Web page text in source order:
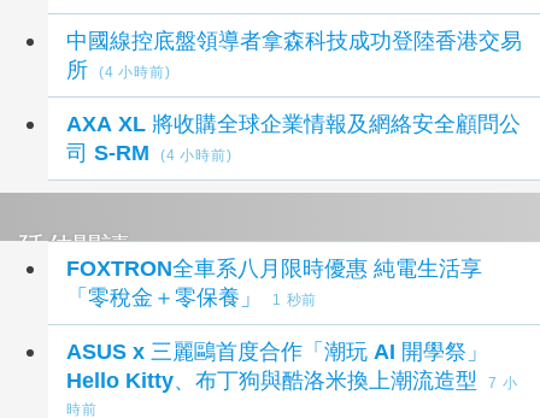
中國線控底盤領導者拿森科技成功登陸香港交易
所
(4 小時前)
AXA XL 將收購全球企業情報及網絡安全顧問公
司 S-RM
(4 小時前)
延伸閱讀
FOXTRON全車系八月限時優惠 純電生活享
「零稅金＋零保養」
1 秒前
ASUS x 三麗鷗首度合作「潮玩 AI 開學祭」
Hello Kitty、布丁狗與酷洛米換上潮流造型
7 小
時前